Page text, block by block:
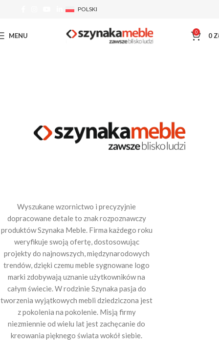
POLSKI
MENU 0 0
Wyszukane wzornictwo i precyzyjnie
dopracowane detale to znak rozpoznawczy
produktów Szynaka Meble. Firma każdego roku
weryfikuje swoją ofertę, dostosowując
projekty do najnowszych, międzynarodowych
trendów, dzięki czemu meble sygnowane logo
marki zdobywają uznanie użytkowników na
całym świecie. W rodzinie Szynaka pasja do
tworzenia wyjątkowych mebli dziedziczona jest
z pokolenia na pokolenie. Misją firmy
niezmiennie od wielu lat jest zachęcanie do
kreowania pięknego świata wokół siebie.